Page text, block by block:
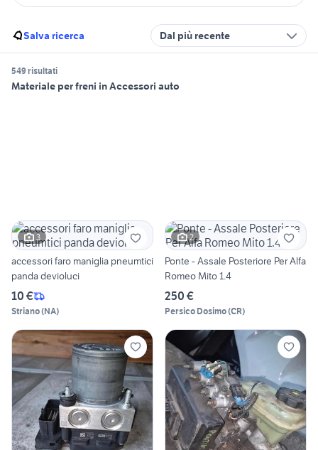
Salva ricerca Dal più recente
549 risultati
Materiale per freni in Accessori auto
3
accessori faro maniglia pneumtici
panda devioluci
10 €
Striano(NA)
2
Ponte - Assale Posteriore Per Alfa
Romeo Mito 1.4
250 €
Persico Dosimo(CR)